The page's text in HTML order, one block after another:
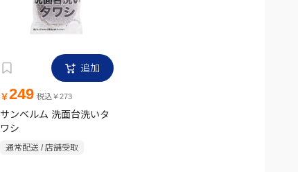
追加
￥249 税込￥273
サンベルム 洗面台洗いタ
ワシ
通常配送 / 店舗受取